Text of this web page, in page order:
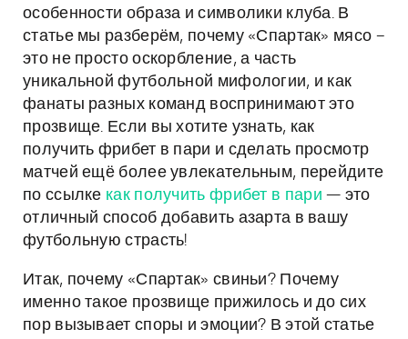
особенности образа и символики клуба. В
статье мы разберём, почему «Спартак» мясо –
это не просто оскорбление, а часть
уникальной футбольной мифологии, и как
фанаты разных команд воспринимают это
прозвище. Если вы хотите узнать, как
получить фрибет в пари и сделать просмотр
матчей ещё более увлекательным, перейдите
по ссылке как получить фрибет в пари — это
отличный способ добавить азарта в вашу
футбольную страсть!
Итак, почему «Спартак» свиньи? Почему
именно такое прозвище прижилось и до сих
пор вызывает споры и эмоции? В этой статье